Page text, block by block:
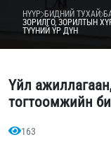
НҮҮР БИДНИЙ ТУХАЙ
ЗОРИЛГО, ЗОРИЛТЫН
ТҮҮНИЙ ҮР ДҮН
Үйл
тогтоомжийн
163